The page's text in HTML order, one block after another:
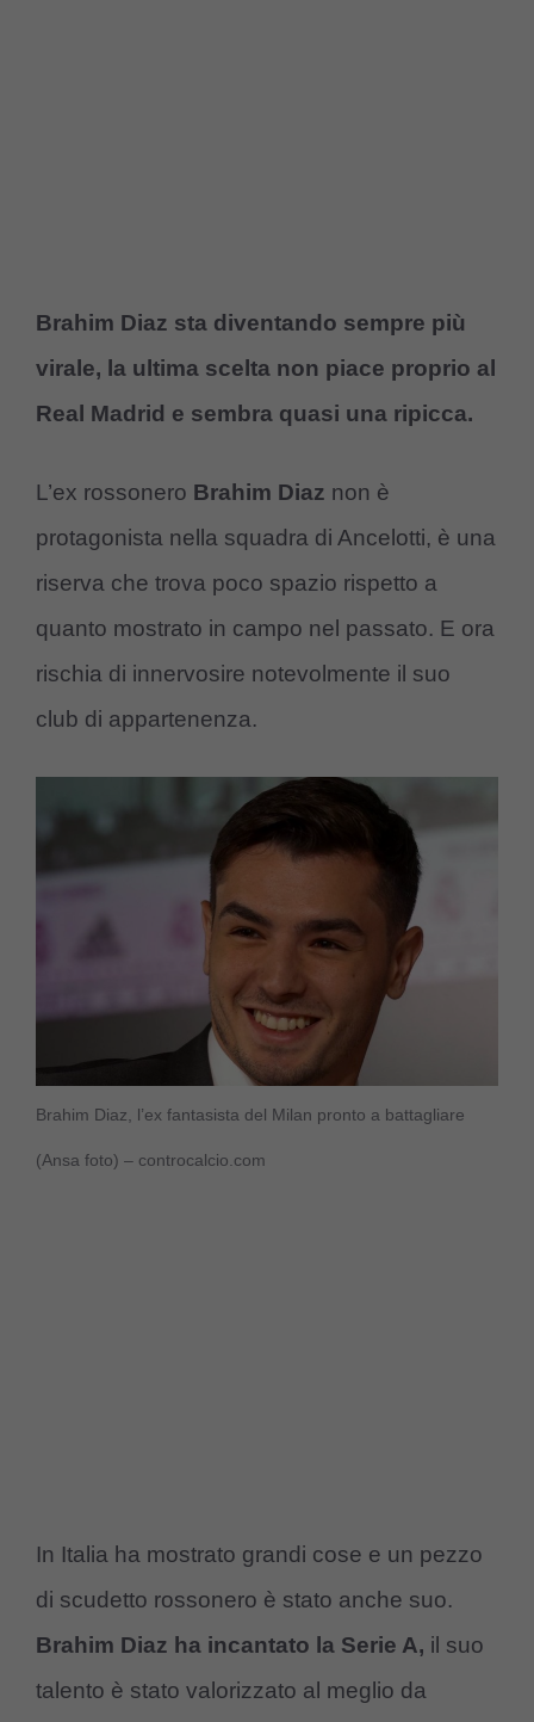
Brahim Diaz sta diventando sempre più
virale, la ultima scelta non piace proprio al
Real Madrid e sembra quasi una ripicca.
L’ex rossonero Brahim Diaz non è
protagonista nella squadra di Ancelotti, è una
riserva che trova poco spazio rispetto a
quanto mostrato in campo nel passato. E ora
rischia di innervosire notevolmente il suo
club di appartenenza.
Brahim Diaz, l’ex fantasista del Milan pronto a battagliare
(Ansa foto) – controcalcio.com
In Italia ha mostrato grandi cose e un pezzo
di scudetto rossonero è stato anche suo.
Brahim Diaz ha incantato la Serie A, il suo
talento è stato valorizzato al meglio da